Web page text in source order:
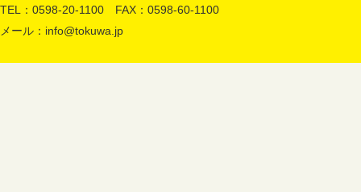
TEL：0598-20-1100 FAX：0598-60-1100
メール： info@tokuwa.jp